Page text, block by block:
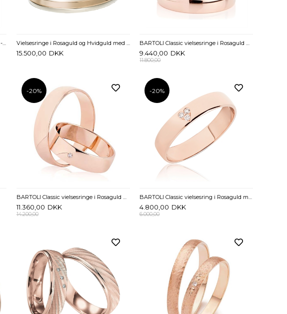
15.500,00 DKK 9.440,00 DKK
11.800,00
-20%
BARTOLI Classic vielsesringe i Rosaguld med Diamant 0,01 ct. - 5 mm
11.360,00 DKK
14.200,00
-20%
BARTOLI Classic vielsesring i Rosaguld med Diamanthjerte 0,03 ct. - 4 mm
4.800,00 DKK
6.000,00